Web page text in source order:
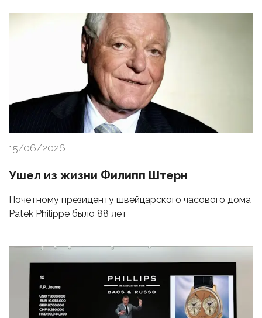
15/06/2026
Ушел из жизни Филипп Штерн
Почетному президенту швейцарского часового дома
Patek Philippe было 88 лет